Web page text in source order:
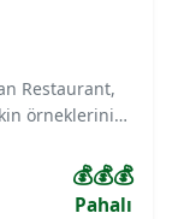
Restaurant,
örneklerini
çıkan
ve özel
💰💰💰
Pahalı